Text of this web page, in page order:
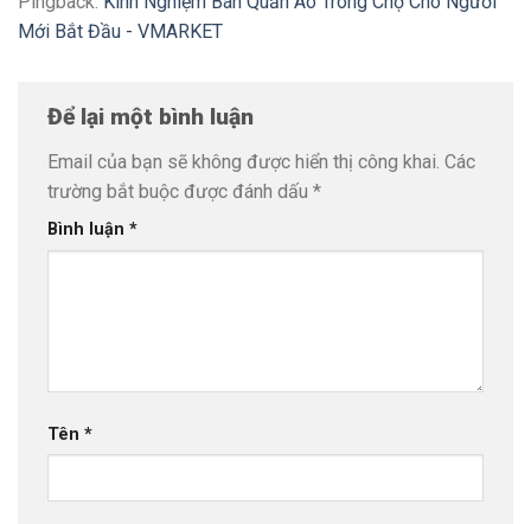
Mới Bắt Đầu - VMARKET
Để lại một bình luận
Email của bạn sẽ không được hiển thị công khai. Các
trường bắt buộc được đánh dấu *
Bình luận *
Tên *